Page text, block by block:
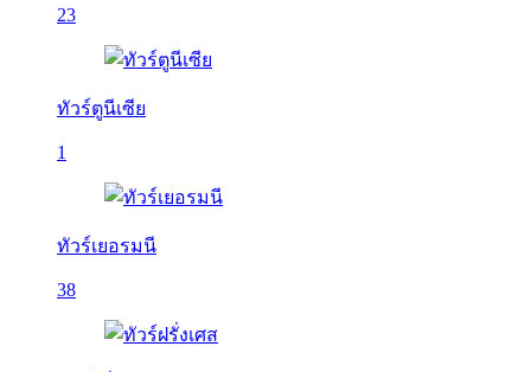
23
ทัวร์ตูนีเซีย
1
ทัวร์เยอรมนี
38